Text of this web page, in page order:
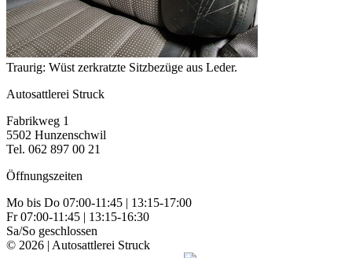
Traurig: Wüst zerkratzte Sitzbezüge aus Leder.
Autosattlerei Struck
Fabrikweg 1
5502 Hunzenschwil
Tel. 062 897 00 21
Öffnungszeiten
Mo bis Do 07:00-11:45 | 13:15-17:00
Fr 07:00-11:45 | 13:15-16:30
Sa/So geschlossen
© 2026 | Autosattlerei Struck